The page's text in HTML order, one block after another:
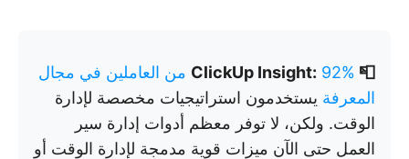
📮 ClickUp Insight:
92% من العاملين في مجال
المعرفة يستخدمون استراتيجيات مخصصة لإدارة
الوقت. ولكن، لا توفر معظم أدوات إدارة سير
العمل حتى الآن ميزات قوية مدمجة لإدارة الوقت أو